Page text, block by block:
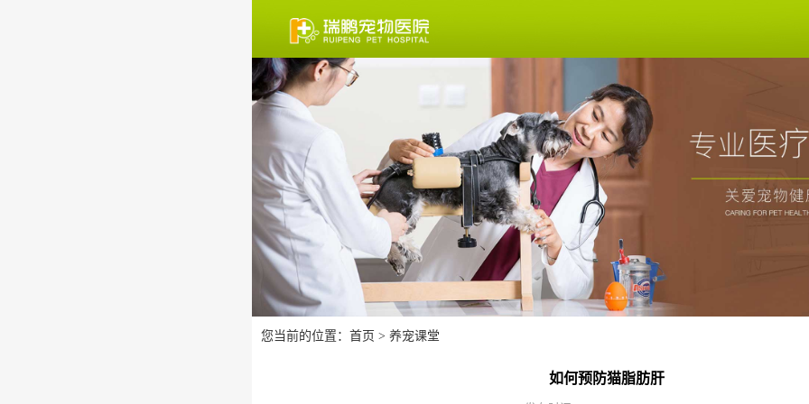
您当前的位置： 首页 > 养宠课堂
如何预防猫脂肪肝